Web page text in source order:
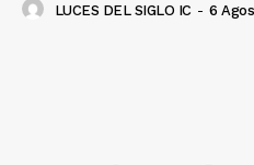
LUCES DEL SIGLO IC - 6